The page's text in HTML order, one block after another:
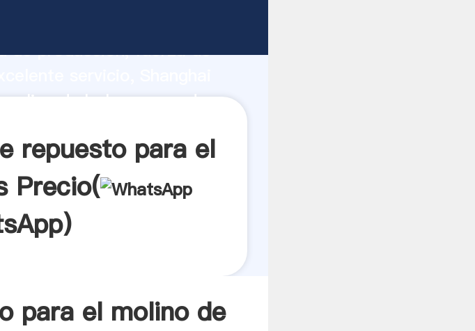
de producción, fuerza de
de bolas proveedor
repuesto para el
Precio(
)
para el molino de